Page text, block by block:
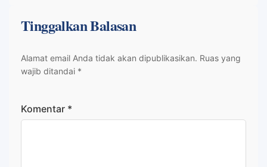
Tinggalkan Balasan
Alamat email Anda tidak akan dipublikasikan. Ruas yang
wajib ditandai *
Komentar *